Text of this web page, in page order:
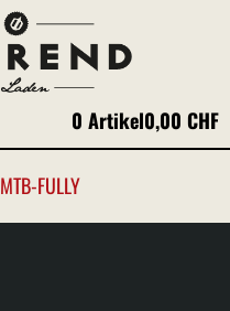
0 Artikel0,00 CHF
MTB-FULLY